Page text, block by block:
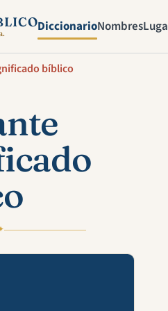
DiccionarioNombres
bíblico
en